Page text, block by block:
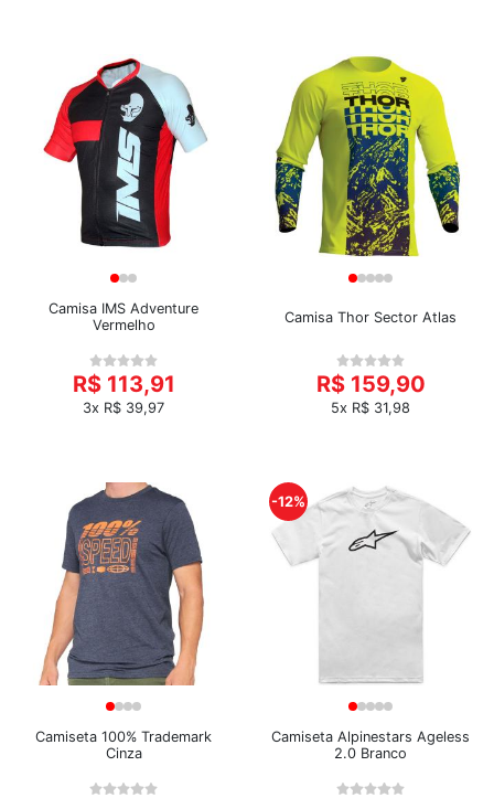
Camisa IMS Adventure
Vermelho
R$ 113,91
3x R$ 39,97
Camisa Thor Sector Atlas
R$ 159,90
5x R$ 31,98
Camiseta 100% Trademark
Cinza
-12%
Camiseta Alpinestars Ageless
2.0 Branco